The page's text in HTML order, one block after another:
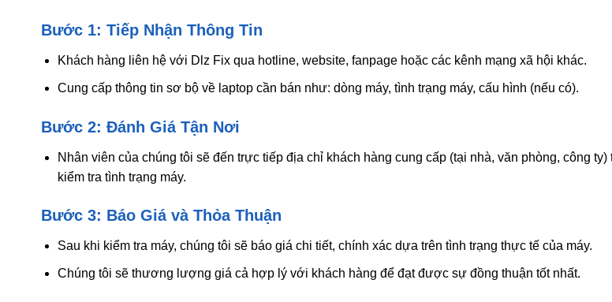
Bước 1: Tiếp Nhận Thông Tin
Khách hàng liên hệ với Dlz Fix qua hotline, website, fanpage hoặc các kênh mạng xã hội khác.
Cung cấp thông tin sơ bộ về laptop cần bán như: dòng máy, tình trạng máy, cấu hình (nếu có).
Bước 2: Đánh Giá Tận Nơi
Nhân viên của chúng tôi sẽ đến trực tiếp địa chỉ khách hàng cung cấp (tại nhà, văn phòng, công
kiểm tra tình trạng máy.
Bước 3: Báo Giá và Thỏa Thuận
Sau khi kiểm tra máy, chúng tôi sẽ báo giá chi tiết, chính xác dựa trên tình trạng thực tế của máy.
Chúng tôi sẽ thương lượng giá cả hợp lý với khách hàng để đạt được sự đồng thuận tốt nhất.